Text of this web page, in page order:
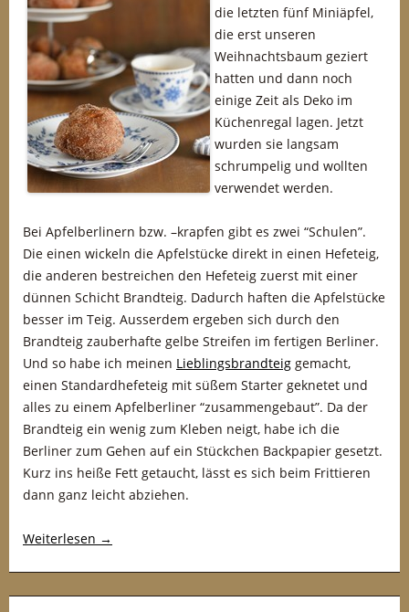
die letzten fünf Miniäpfel,
die erst unseren
Weihnachtsbaum geziert
hatten und dann noch
einige Zeit als Deko im
Küchenregal lagen. Jetzt
wurden sie langsam
schrumpelig und wollten
verwendet werden.
Bei Apfelberlinern bzw. –krapfen gibt es zwei “Schulen”.
Die einen wickeln die Apfelstücke direkt in einen Hefeteig,
die anderen bestreichen den Hefeteig zuerst mit einer
dünnen Schicht Brandteig. Dadurch haften die Apfelstücke
besser im Teig. Ausserdem ergeben sich durch den
Brandteig zauberhafte gelbe Streifen im fertigen Berliner.
Und so habe ich meinen Lieblingsbrandteig gemacht,
einen Standardhefeteig mit süßem Starter geknetet und
alles zu einem Apfelberliner “zusammengebaut”. Da der
Brandteig ein wenig zum Kleben neigt, habe ich die
Berliner zum Gehen auf ein Stückchen Backpapier gesetzt.
Kurz ins heiße Fett getaucht, lässt es sich beim Frittieren
dann ganz leicht abziehen.
Weiterlesen →